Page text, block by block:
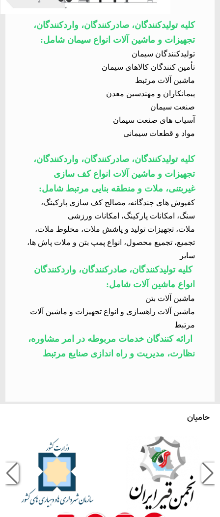
کلیه تولیدکنندگان، صادرکنندگان، واردکنندگان،
تجهیزات و ماشین آلات انواع سیمان شامل:
تولیدکنندگان سیمان
تأمین کنندگان کالاهای سیمان
ماشین آلات مرتبط
پیمانکاران و مهندسین معدن
صنعت سیمان
آسیاب های صنعت سیمان
مواد و قطعات سیمانی
کلیه تولیدکنندگان، صادرکنندگان، واردکنندگان،
تجهیزات و ماشین آلات انواع کف سازی
غیربتنی، ملات و منطقه بنایی مرتبط شامل:
کفپوش های چندگانه، مصالح کف سازی پارکینگ،
سنگ، امکانات پارکینگ، امکانات ورزشی
ملات، تجهیزات تولید و پاشش ملات، مخلوط ملات،
تجمیع، تجمیع محصول، انواع پمپ بتن و ملات پاش ها،
سایر
کلیه تولیدکنندگان، صادرکنندگان، واردکنندگان
انواع ماشین آلات شامل:
ماشین آلات بتن
ماشین آلات راهسازی و انواع تجهیزات و ماشین آلات
مرتبط
ارائه کنندگان خدمات مربوطه در امر مشاوره،
نظارت، مدیریت و راه اندازی صنایع مرتبط
حامیان